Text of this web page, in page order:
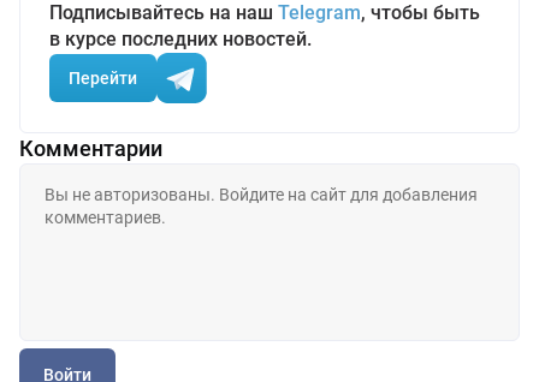
Подписывайтесь на наш Telegram, чтобы быть
в курсе последних новостей.
Перейти
Комментарии
Войти